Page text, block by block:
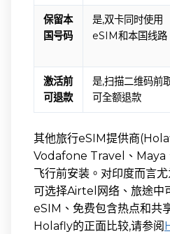
保留本
国号码
是,双卡同时使用
eSIM和本国线路
激活前
可退款
是,扫描二维码前
可全额退款
其他旅行eSIM提供商
Vodafone Travel、Maya
飞行前安装。对印度而言
可选择Airtel网络、旅途中
eSIM、免费包含热点和共
Holafly的正面比较,请参阅